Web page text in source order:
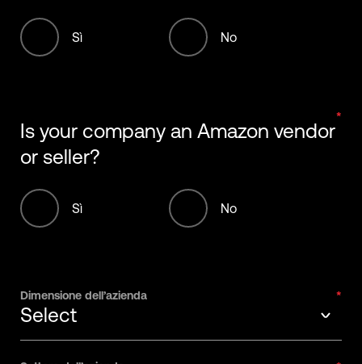
Sì No
Is your company an Amazon vendor
or seller?
Sì No
Dimensione dell’azienda
Select